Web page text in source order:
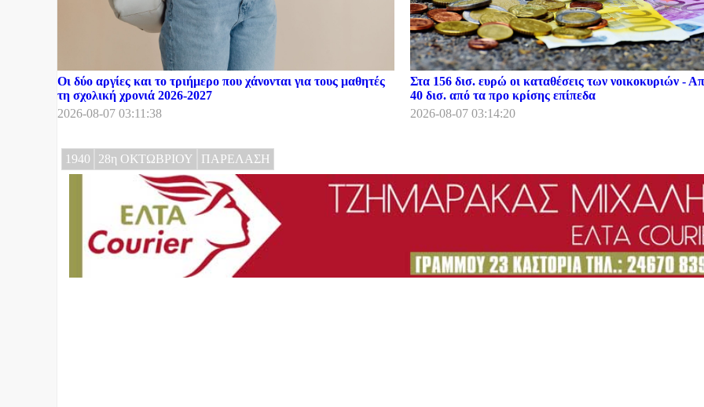
Οι δύο αργίες και το τριήμερο που χάνονται για τους μαθητές
τη σχολική χρονιά 2026-2027
2026-08-07 03:11:38
Στα 156 δισ. ευρώ οι καταθέσεις των νοικοκυριών -
40 δισ. από τα προ κρίσης επίπεδα
2026-08-07 03:14:20
1940 28η ΟΚΤΩΒΡΙΟΥ ΠΑΡΕΛΑΣΗ